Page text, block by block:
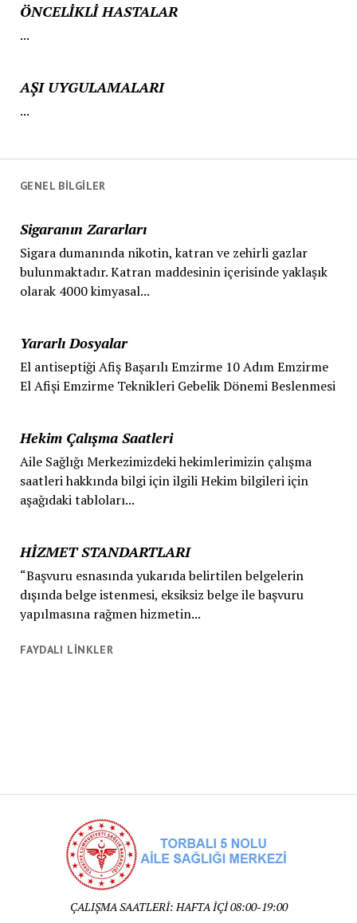
ÖNCELİKLİ HASTALAR
...
AŞI UYGULAMALARI
...
GENEL BİLGİLER
Sigaranın Zararları
Sigara dumanında nikotin, katran ve zehirli gazlar
bulunmaktadır. Katran maddesinin içerisinde yaklaşık
olarak 4000 kimyasal...
Yararlı Dosyalar
El antiseptiği Afiş Başarılı Emzirme 10 Adım Emzirme
El Afişi Emzirme Teknikleri Gebelik Dönemi Beslenmesi
Hekim Çalışma Saatleri
Aile Sağlığı Merkezimizdeki hekimlerimizin çalışma
saatleri hakkında bilgi için ilgili Hekim bilgileri için
aşağıdaki tabloları...
HİZMET STANDARTLARI
“Başvuru esnasında yukarıda belirtilen belgelerin
dışında belge istenmesi, eksiksiz belge ile başvuru
yapılmasına rağmen hizmetin...
FAYDALI LİNKLER
ÇALIŞMA SAATLERİ: HAFTA İÇİ 08:00-19:00